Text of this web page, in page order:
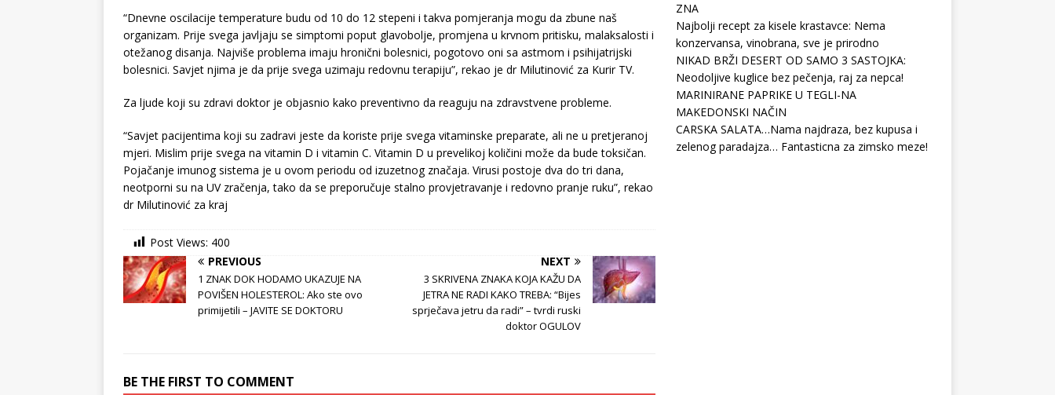
“Dnevne oscilacije temperature budu od 10 do 12 stepeni i takva pomjeranja mogu da zbune naš
organizam. Prije svega javljaju se simptomi poput glavobolje, promjena u krvnom pritisku, malaksalosti i
otežanog disanja. Najviše problema imaju hronični bolesnici, pogotovo oni sa astmom i psihijatrijski
bolesnici. Savjet njima je da prije svega uzimaju redovnu terapiju”, rekao je dr Milutinović za Kurir TV.
Za ljude koji su zdravi doktor je objasnio kako preventivno da reaguju na zdravstvene probleme.
“Savjet pacijentima koji su zadravi jeste da koriste prije svega vitaminske preparate, ali ne u pretjeranoj
mjeri. Mislim prije svega na vitamin D i vitamin C. Vitamin D u prevelikoj količini može da bude toksičan.
Pojačanje imunog sistema je u ovom periodu od izuzetnog značaja. Virusi postoje dva do tri dana,
neotporni su na UV zračenja, tako da se preporučuje stalno provjetravanje i redovno pranje ruku”, rekao
dr Milutinović za kraj
Post Views: 400
PREVIOUS
1 ZNAK DOK HODAMO UKAZUJE NA
POVIŠEN HOLESTEROL: Ako ste ovo
primijetili – JAVITE SE DOKTORU
NEXT
3 SKRIVENA ZNAKA KOJA KAŽU DA
JETRA NE RADI KAKO TREBA: “Bijes
sprječava jetru da radi” – tvrdi ruski
doktor OGULOV
BE THE FIRST TO COMMENT
ZNA
Najbolji recept za kisele krastavce: Nema
konzervansa, vinobrana, sve je prirodno
NIKAD BRŽI DESERT OD SAMO 3 SASTOJKA:
Neodoljive kuglice bez pečenja, raj za nepca!
MARINIRANE PAPRIKE U TEGLI-NA
MAKEDONSKI NAČIN
CARSKA SALATA…Nama najdraza, bez kupusa i
zelenog paradajza… Fantasticna za zimsko meze!